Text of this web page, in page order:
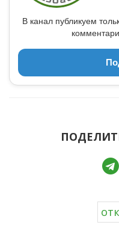
В канал публикуем